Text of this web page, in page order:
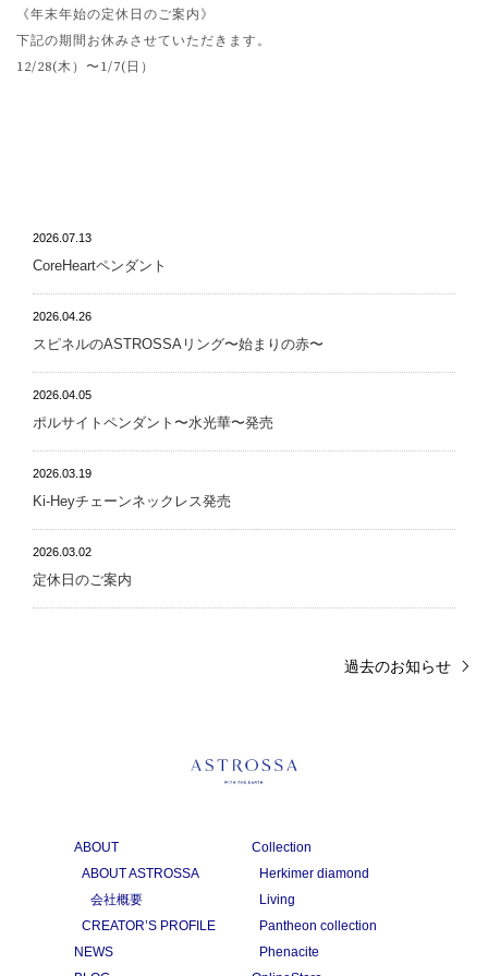
《年末年始の定休日のご案内》
下記の期間お休みさせていただきます。
12/28(木）〜1/7(日）
2026.07.13
CoreHeartペンダント
2026.04.26
スピネルのASTROSSAリング〜始まりの赤〜
2026.04.05
ポルサイトペンダント〜水光華〜発売
2026.03.19
Ki-Heyチェーンネックレス発売
2026.03.02
定休日のご案内
過去のお知らせ
ABOUT
ABOUT ASTROSSA
会社概要
CREATOR’S PROFILE
NEWS
Collection
Herkimer diamond
Living
Pantheon collection
Phenacite